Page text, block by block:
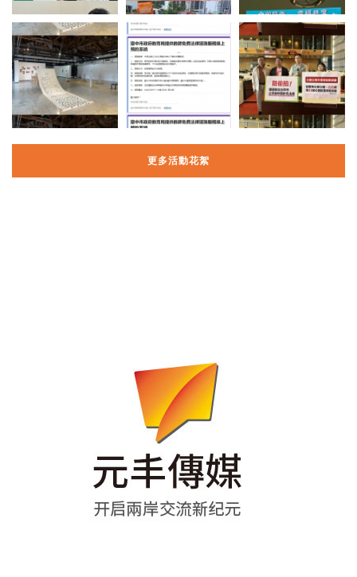
更多活動花絮